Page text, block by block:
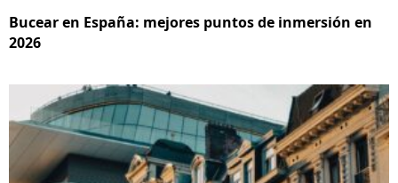
Bucear en España: mejores puntos de inmersión en
2026